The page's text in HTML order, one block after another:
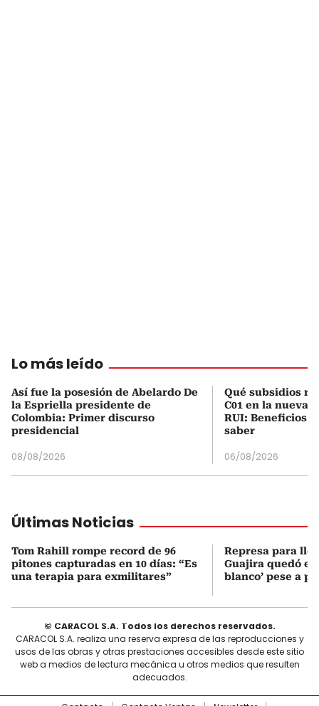
Lo más leído
Así fue la posesión de Abelardo De
la Espriella presidente de
Colombia: Primer discurso
presidencial
08/08/2026
Qué subsidios
C01 en la nueva
RUI: Beneficios
saber
06/08/2026
Últimas Noticias
Tom Rahill rompe record de 96
pitones capturadas en 10 días: “Es
una terapia para exmilitares”
Represa para
Guajira quedó en
blanco’ pese a
© CARACOL S.A. Todos los derechos reservados.
CARACOL S.A. realiza una reserva expresa de las reproducciones y
usos de las obras y otras prestaciones accesibles desde este sitio
web a medios de lectura mecánica u otros medios que resulten
adecuados.